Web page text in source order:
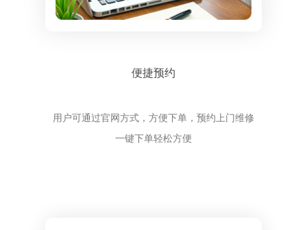
便捷预约
用户可通过官网方式，方便下单，预约上门维修
一键下单轻松方便